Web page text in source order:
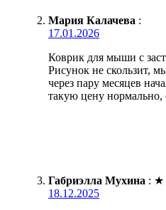
Мария Калачева :
17.01.2026
Коврик для мыши с
Рисунок не скользит,
через пару месяцев
такую цену нормально,
Габриэлла Мухина : ★
18.12.2025